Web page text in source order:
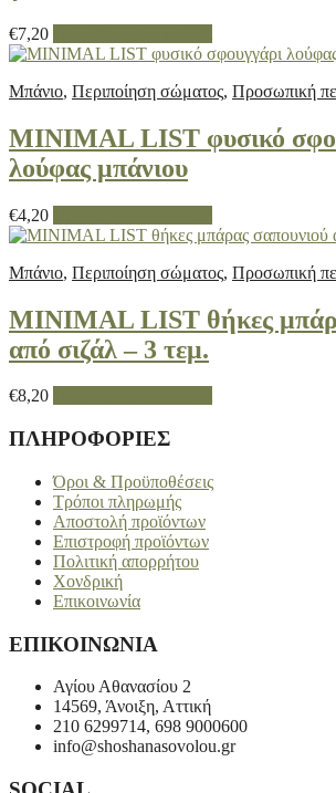
€7,20
Μπάνιο, Περιποίηση σώματος, Προσωπική
MINIMAL LIST φυσικό
λούφας μπάνιου
€4,20
Μπάνιο, Περιποίηση σώματος, Προσωπική
MINIMAL LIST θήκες
από σιζάλ – 3 τεμ.
€8,20
ΠΛΗΡΟΦΟΡΙΕΣ
Όροι & Προϋποθέσεις
Τρόποι πληρωμής
Αποστολή προϊόντων
Επιστροφή προϊόντων
Πολιτική απορρήτου
Χονδρική
Επικοινωνία
ΕΠΙΚΟΙΝΩΝΙΑ
Αγίου Αθανασίου 2
14569, Άνοιξη, Αττική
210 6299714, 698 9000600
info@shoshanasovolou.gr